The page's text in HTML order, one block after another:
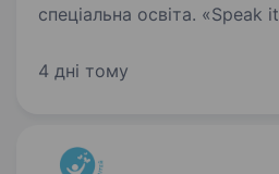
спеціальна освіта. «Speak it!» — всеукраїнська
до Асоціації KONSORT
затишними класами та
4 дні тому